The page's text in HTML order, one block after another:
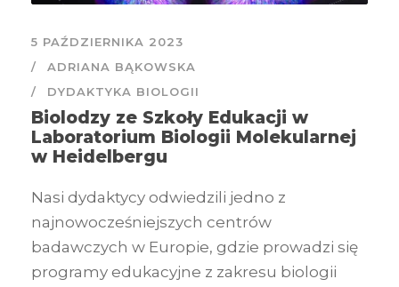
5 PAŹDZIERNIKA 2023
ADRIANA BĄKOWSKA
DYDAKTYKA BIOLOGII
Biolodzy ze Szkoły Edukacji w
Laboratorium Biologii Molekularnej
w Heidelbergu
Nasi dydaktycy odwiedzili jedno z
najnowocześniejszych centrów
badawczych w Europie, gdzie prowadzi się
programy edukacyjne z zakresu biologii